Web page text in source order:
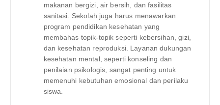
makanan bergizi, air bersih, dan fasilitas
sanitasi. Sekolah juga harus menawarkan
program pendidikan kesehatan yang
membahas topik-topik seperti kebersihan, gizi,
dan kesehatan reproduksi. Layanan dukungan
kesehatan mental, seperti konseling dan
penilaian psikologis, sangat penting untuk
memenuhi kebutuhan emosional dan perilaku
siswa.